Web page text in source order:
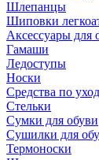
Шлепанцы
Шиповки
Аксессуары для
Гамаши
Ледоступы
Носки
Средства по
Стельки
Сумки для обуви
Сушилки для
Термоноски